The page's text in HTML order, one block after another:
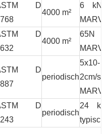
D
4000 m²
6 kN/
MARV
D
4000 m²
65N
MARV
D
periodisch
5x10-
2cm/sec
MARV
D
periodisch
24
typisch